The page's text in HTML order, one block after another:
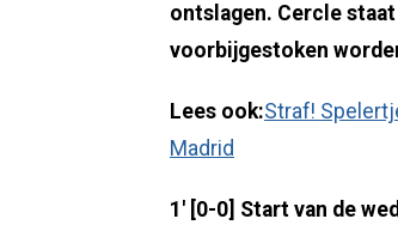
ontslagen. Cercle
voorbijgestoken
Lees ook:Straf!
Madrid
1' [0-0] Start van de